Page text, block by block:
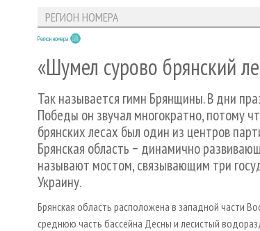
РЕГИОН НОМЕРА
Регион номера
«Шумел сурово брянский
Так называется гимн Брянщины. В дни
Победы он звучал многократно, потому
брянских лесах был один из центров
Брянская область − динамично
называют мостом, связывающим три
Украину.
Брянская область расположена в западной части
среднюю часть бассейна Десны и лесистый